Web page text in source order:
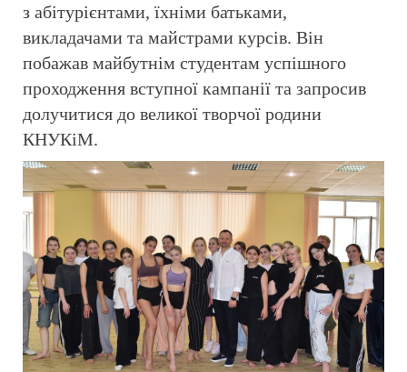
з абітурієнтами, їхніми батьками,
викладачами та майстрами курсів. Він
побажав майбутнім студентам успішного
проходження вступної кампанії та запросив
долучитися до великої творчої родини
КНУКіМ.